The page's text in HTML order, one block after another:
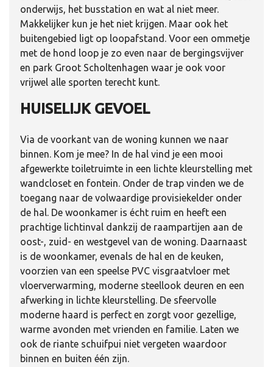
onderwijs, het busstation en wat al niet meer.
Makkelijker kun je het niet krijgen. Maar ook het
buitengebied ligt op loopafstand. Voor een ommetje
met de hond loop je zo even naar de bergingsvijver
en park Groot Scholtenhagen waar je ook voor
vrijwel alle sporten terecht kunt.
HUISELIJK GEVOEL
Via de voorkant van de woning kunnen we naar
binnen. Kom je mee? In de hal vind je een mooi
afgewerkte toiletruimte in een lichte kleurstelling met
wandcloset en fontein. Onder de trap vinden we de
toegang naar de volwaardige provisiekelder onder
de hal. De woonkamer is écht ruim en heeft een
prachtige lichtinval dankzij de raampartijen aan de
oost-, zuid- en westgevel van de woning. Daarnaast
is de woonkamer, evenals de hal en de keuken,
voorzien van een speelse PVC visgraatvloer met
vloerverwarming, moderne steellook deuren en een
afwerking in lichte kleurstelling. De sfeervolle
moderne haard is perfect en zorgt voor gezellige,
warme avonden met vrienden en familie. Laten we
ook de riante schuifpui niet vergeten waardoor
binnen en buiten één zijn.